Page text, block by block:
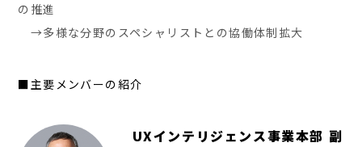
の推進
→多様な分野のスペシャリストとの協働体制拡大
■主要メンバーの紹介
UXインテリジェンス事業本部 副